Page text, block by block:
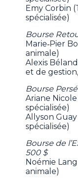
Emy Corbin
spécialisée)
Bourse
Marie‑Pier
animale)
Alexis
et de
Bourse
Ariane
spécialisée)
Allyson
spécialisée)
Bourse de
500 $
Noémie
animale)